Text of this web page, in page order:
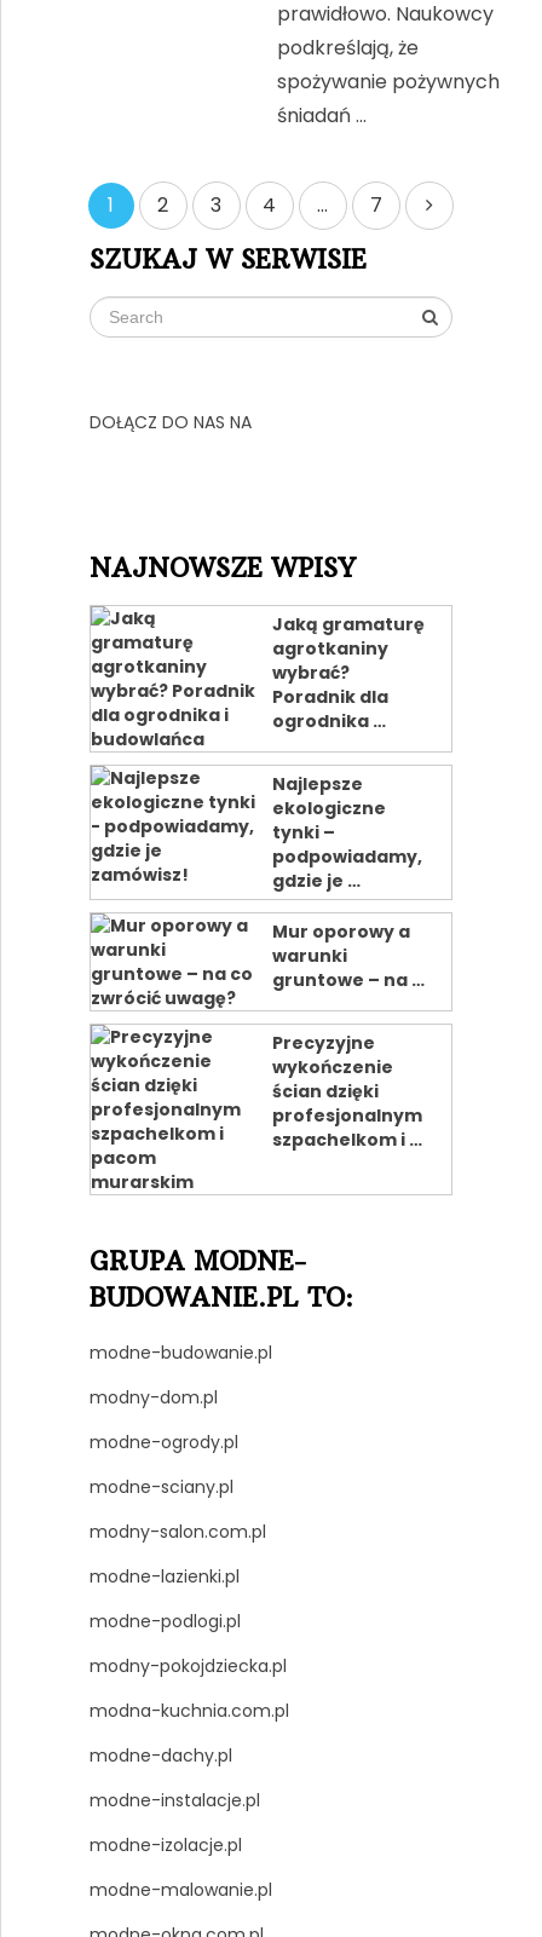
prawidłowo. Naukowcy
podkreślają, że
spożywanie pożywnych
śniadań …
Stronicowanie
wpisów
1 2 3 4 … 7
SZUKAJ W SERWISIE
DOŁĄCZ DO NAS NA
NAJNOWSZE WPISY
Jaką gramaturę
agrotkaniny
wybrać?
Poradnik dla
ogrodnika …
Najlepsze
ekologiczne
tynki –
podpowiadamy,
gdzie je …
Mur oporowy a
warunki
gruntowe – na …
Precyzyjne
wykończenie
ścian dzięki
profesjonalnym
szpachelkom i …
GRUPA MODNE-
BUDOWANIE.PL TO:
modne-budowanie.pl
modny-dom.pl
modne-ogrody.pl
modne-sciany.pl
modny-salon.com.pl
modne-lazienki.pl
modne-podlogi.pl
modny-pokojdziecka.pl
modna-kuchnia.com.pl
modne-dachy.pl
modne-instalacje.pl
modne-izolacje.pl
modne-malowanie.pl